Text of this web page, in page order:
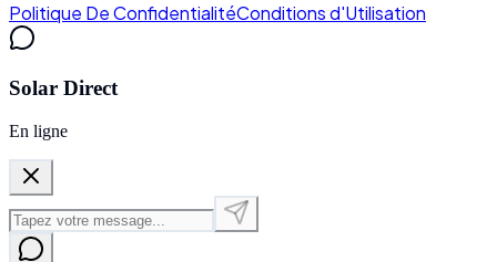
Politique De ConfidentialitéConditions d'Utilisation
Solar Direct
En ligne